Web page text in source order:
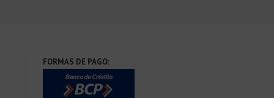
FORMAS DE PAGO: